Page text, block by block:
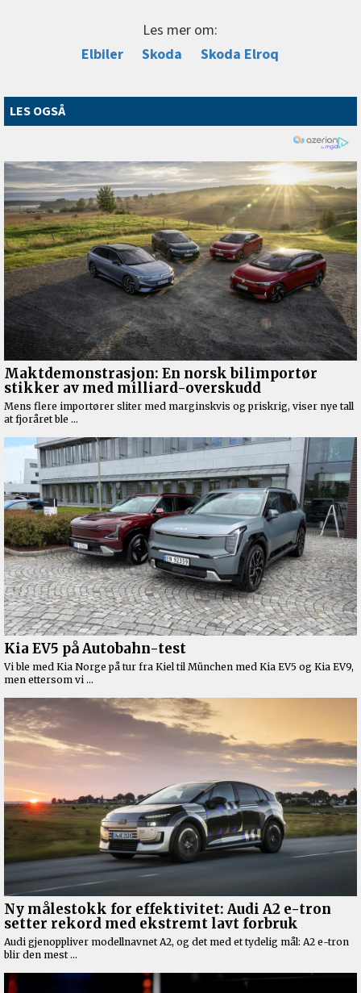
Les mer om:
Elbiler
Skoda Skoda Elroq
LES OGSÅ